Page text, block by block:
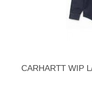
CARHARTT WIP